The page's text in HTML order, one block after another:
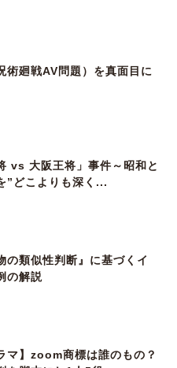
術廻戦AV問題）を真面目に
vs 大阪王将」事件～昭和と
”どこよりも深く...
の類似性判断』に基づくイ
の解説
マ】zoom商標は誰のもの？